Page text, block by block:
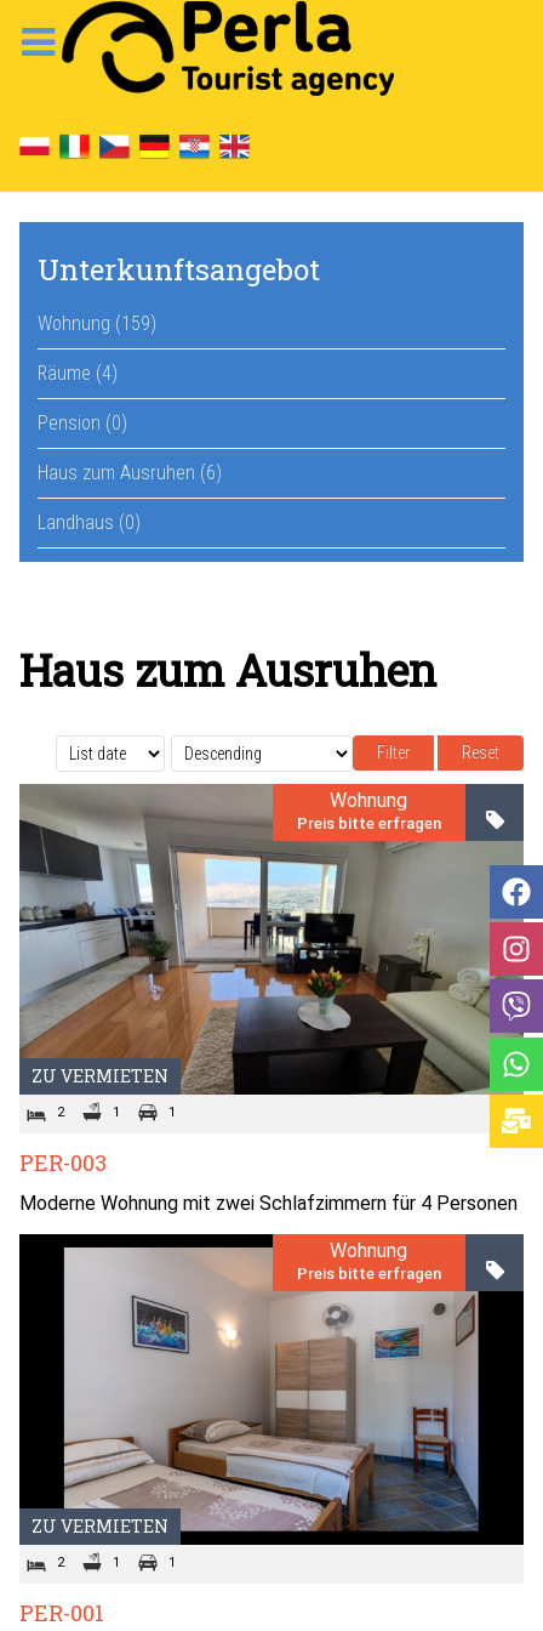
Unterkunftsangebot
Wohnung (159)
Räume (4)
Pension (0)
Haus zum Ausruhen (6)
Landhaus (0)
Haus zum Ausruhen
Reset
ZU VERMIETEN
Wohnung
Preis bitte erfragen
2 1 1
PER-003
Moderne Wohnung mit zwei Schlafzimmern für 4 Personen
ZU VERMIETEN
Wohnung
Preis bitte erfragen
2 1 1
PER-001